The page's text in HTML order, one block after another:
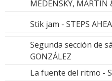
MEDENSKY, MARTIN
Stik jam - STEPS
Segunda sección de
GONZÁLEZ
La fuente del ritmo -